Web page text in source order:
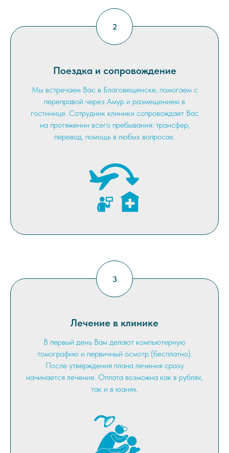
Поездка и сопровождение
Мы встречаем Вас в Благовещенске, помогаем с
переправой через Амур и размещением в
гостинице. Сотрудник клиники сопровождает Вас
на протяжении всего пребывания: трансфер,
перевод, помощь в любых вопросах.
Лечение в клинике
В первый день Вам делают компьютерную
томографию и первичный осмотр (бесплатно).
После утверждения плана лечения сразу
начинается лечение. Оплата возможна как в рублях,
так и в юанях.